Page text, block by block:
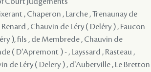
, Chaperon , Larche , Trenaunay de
, Chauvin de Léry ( Deléry ) , Faucon
), fils , de Membrede , Chauvin de
( D'Apremont ) - , Layssard , Rasteau ,
de Léry ( Delery ) , d'Auberville , Le Bretton